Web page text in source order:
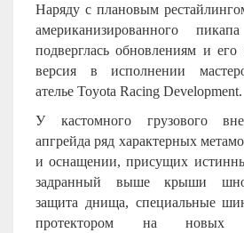
Наряду с плановым
американизированного
подверглась обновлениям и его
версия в исполнении
ателье Toyota Racing Development.
У кастомного грузового
апгрейда ряд характерных
и оснащении, присущих
задранный выше крыши
защита днища, специальные
протектором на новых